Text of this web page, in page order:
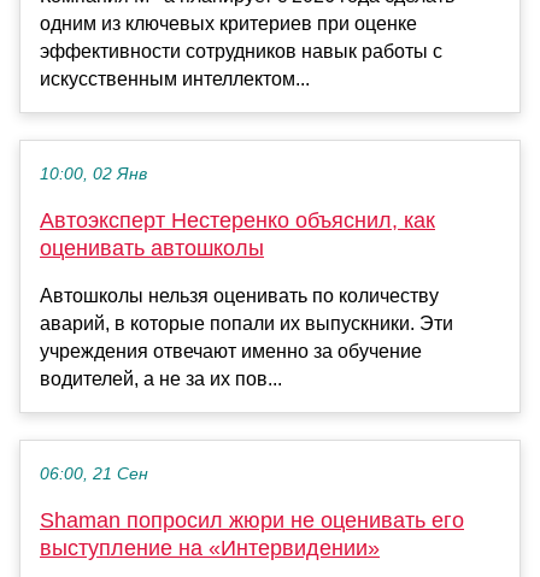
одним из ключевых критериев при оценке
эффективности сотрудников навык работы с
искусственным интеллектом...
10:00, 02 Янв
Автоэксперт Нестеренко объяснил, как
оценивать автошколы
Автошколы нельзя оценивать по количеству
аварий, в которые попали их выпускники. Эти
учреждения отвечают именно за обучение
водителей, а не за их пов...
06:00, 21 Сен
Shaman попросил жюри не оценивать его
выступление на «Интервидении»